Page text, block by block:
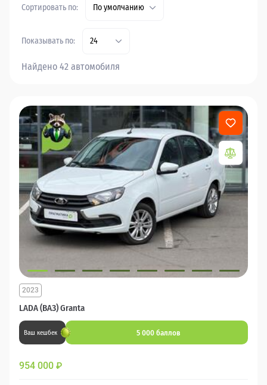
Сортировать по: По умолчанию
Показывать по: 24
Найдено 42 автомобиля
LADA (ВАЗ) Granta
2023
Ваш кешбек 5 000 баллов
954 000 ₽